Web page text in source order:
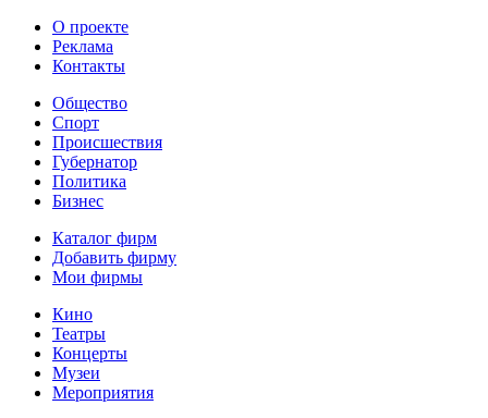
О проекте
Реклама
Контакты
Общество
Спорт
Происшествия
Губернатор
Политика
Бизнес
Каталог фирм
Добавить фирму
Мои фирмы
Кино
Театры
Концерты
Музеи
Мероприятия